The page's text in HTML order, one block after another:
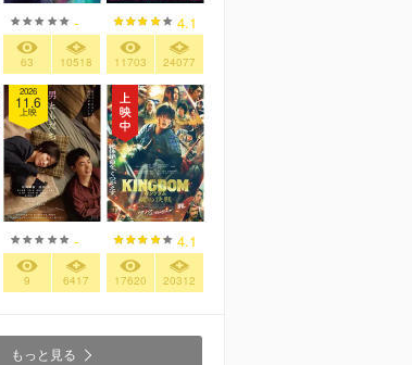
-
63 10518
4.1
11703 24077
2026
11.6
上映
-
9 6417
4.1
17620 20312
もっと見る